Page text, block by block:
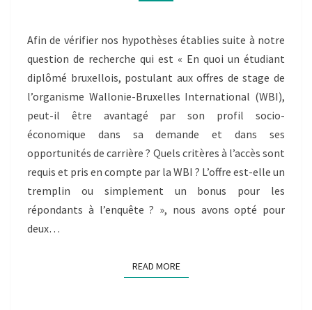
PAR
L’ORGANISME
WALLONIE-
BRUXELLES
INTERNATIONAL
(WBI)
LE
DÉROULEMENT
ET
LES
RÉSULTATS
D’ENQUÊTES
Afin de vérifier nos hypothèses établies suite à notre
question de recherche qui est « En quoi un étudiant
diplômé bruxellois, postulant aux offres de stage de
l’organisme Wallonie-Bruxelles International (WBI),
peut-il être avantagé par son profil socio-
économique dans sa demande et dans ses
opportunités de carrière ? Quels critères à l’accès sont
requis et pris en compte par la WBI ? L’offre est-elle un
tremplin ou simplement un bonus pour les
répondants à l’enquête ? », nous avons opté pour
deux…
READ MOREREAD MORE